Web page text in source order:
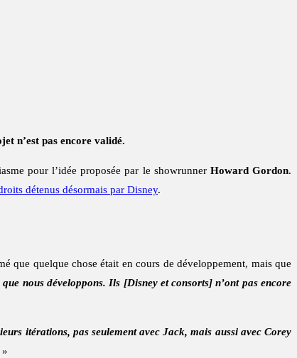
n’est pas encore validé.
pour l’idée proposée par le showrunner Howard Gordon.
détenus désormais par Disney.
que quelque chose était en cours de développement, mais que
nous développons. Ils [Disney et consorts] n’ont pas encore
itérations, pas seulement avec Jack, mais aussi avec Corey
»